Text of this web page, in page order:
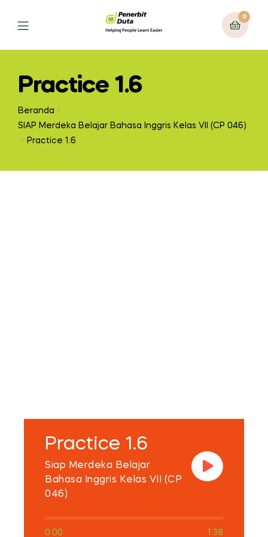
0
Practice 1.6
Beranda
SIAP Merdeka Belajar Bahasa Inggris Kelas VII (CP 046)
Practice 1.6
Practice 1.6
Siap Merdeka Belajar
Bahasa Inggris Kelas VII (CP
046)
0:00 1:38